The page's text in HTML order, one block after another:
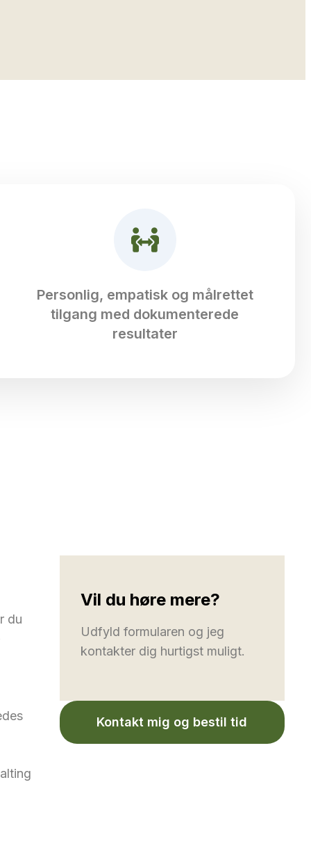
Personlig, empatisk og målrettet
tilgang med dokumenterede
resultater
du
Vil du høre mere?
Udfyld formularen og jeg
kontakter dig hurtigst muligt.
Kontakt mig og bestil tid